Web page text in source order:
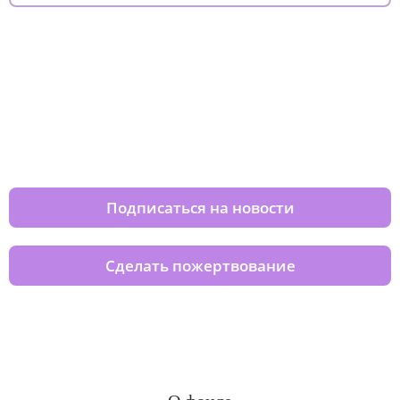
Подписаться на новости
Сделать пожертвование